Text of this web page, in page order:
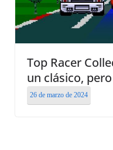
Top Racer
un clásico,
26 de marzo de 2024